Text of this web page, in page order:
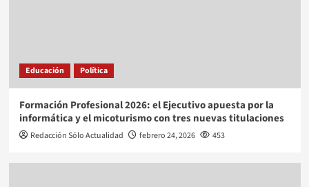
Educación Política
Formación Profesional 2026: el Ejecutivo apuesta por la
informática y el micoturismo con tres nuevas titulaciones
Redacción Sólo Actualidad febrero 24, 2026 453